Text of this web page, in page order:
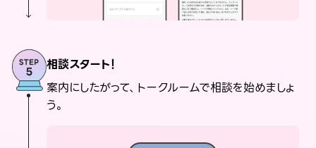
相談スタート！
案内にしたがって、トークルームで相談を始めましょ
う。